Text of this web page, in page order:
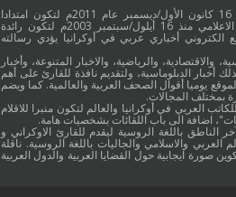
وقد جائت انطلاقة "أوكرانيا بالعربية" في 16 كانون الأول/ديسمبر عام 2011م لتكون امتدادا
للموقع العربي الاوكراني والذي بدأ عمله الاعلامي منذ 16 أيلول/سبتمبر 2003م لتكون رائدة
الكتروني أخباري عربي في أوكرانيا يؤدي رسالته
والرياضية، والاخبار المتنوعة، وأخبار
أخبار الدبلوماسية، ولتقديم نافذة للقارئ على أهم
يوميا أقوال الصحف العربية والعالمية. كما ويضم
بمختلف المجالات.
العربي في أوكرانيا والعالم لتكون منبرا للاقلام
اضافة الى باب اللقائات بشخصيات هامة.
الناطق باللغة الروسية ليقدم للقارئ الاوكراني و
العربي والاسلامي والجاليات باللغة الروسية. ناقلة
صورة ايجابية حول القضايا العربية والدول العربية